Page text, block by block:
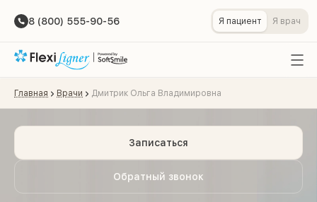
8 (800) 555-90-56 Я пациент Я врач
Главная Врачи Дмитрик Ольга Владимировна
Обратный звонок
Записаться